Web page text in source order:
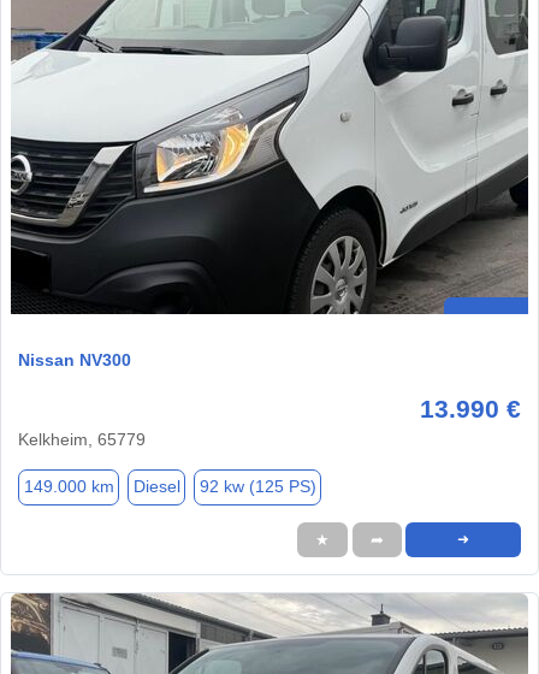
Nissan NV300
13.990 €
Kelkheim, 65779
149.000 km Diesel 92 kw (125 PS)
★ ➦ ➜